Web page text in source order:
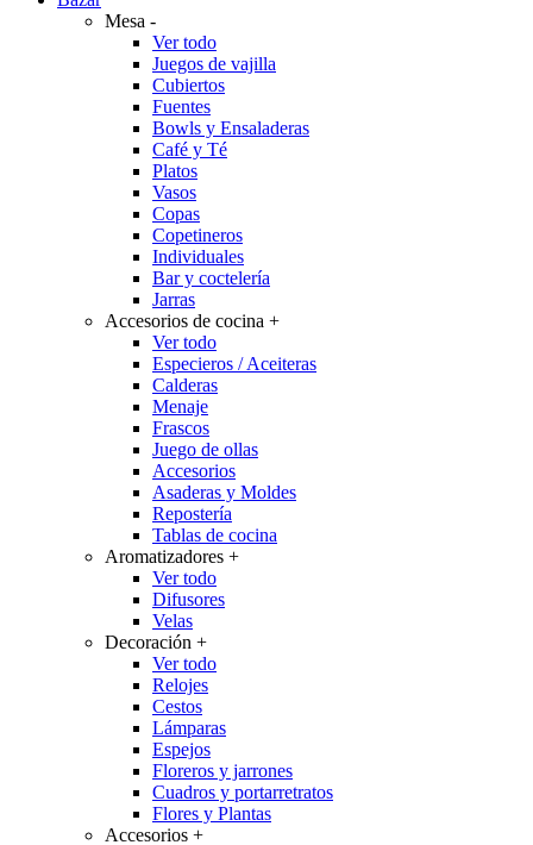
Mesa -
Ver todo
Juegos de vajilla
Cubiertos
Fuentes
Bowls y Ensaladeras
Café y Té
Platos
Vasos
Copas
Copetineros
Individuales
Bar y coctelería
Jarras
Accesorios de cocina +
Ver todo
Especieros / Aceiteras
Calderas
Menaje
Frascos
Juego de ollas
Accesorios
Asaderas y Moldes
Repostería
Tablas de cocina
Aromatizadores +
Ver todo
Difusores
Velas
Decoración +
Ver todo
Relojes
Cestos
Lámparas
Espejos
Floreros y jarrones
Cuadros y portarretratos
Flores y Plantas
Accesorios +